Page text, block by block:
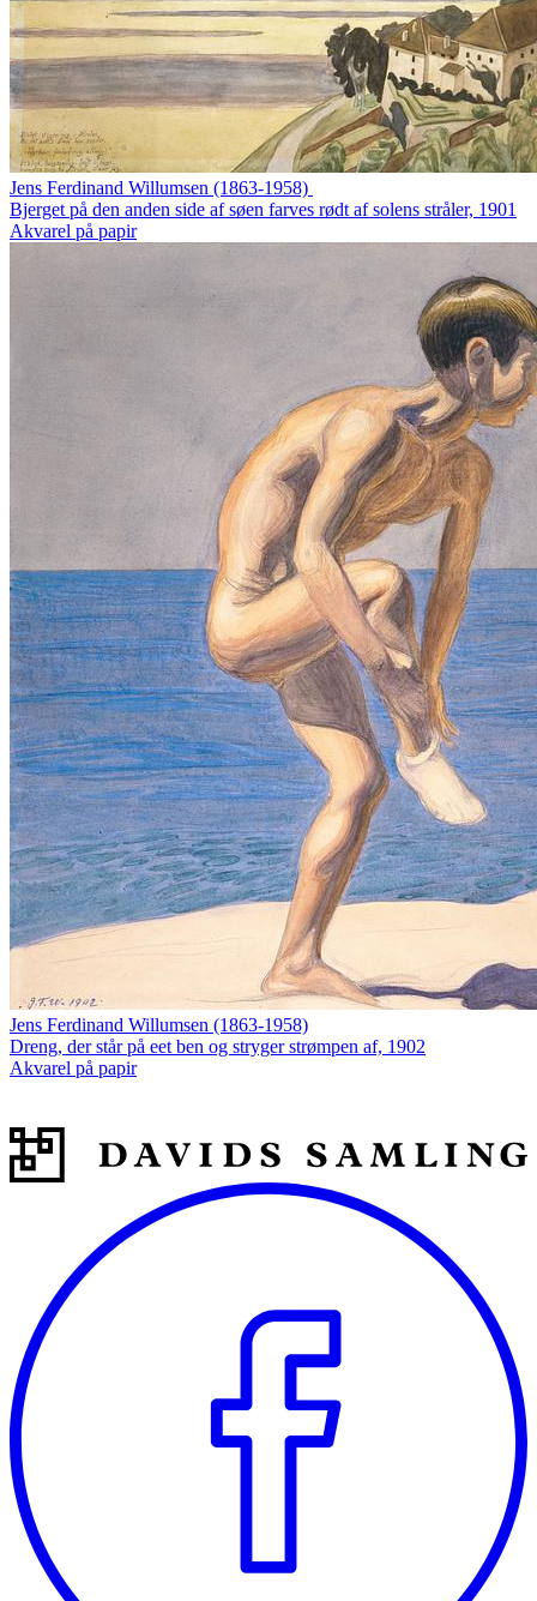
Jens Ferdinand Willumsen (1863-1958)
Bjerget på den anden side af søen farves rødt af solens stråler, 1901
Akvarel på papir
Jens Ferdinand Willumsen (1863-1958)
Dreng, der står på eet ben og stryger strømpen af, 1902
Akvarel på papir